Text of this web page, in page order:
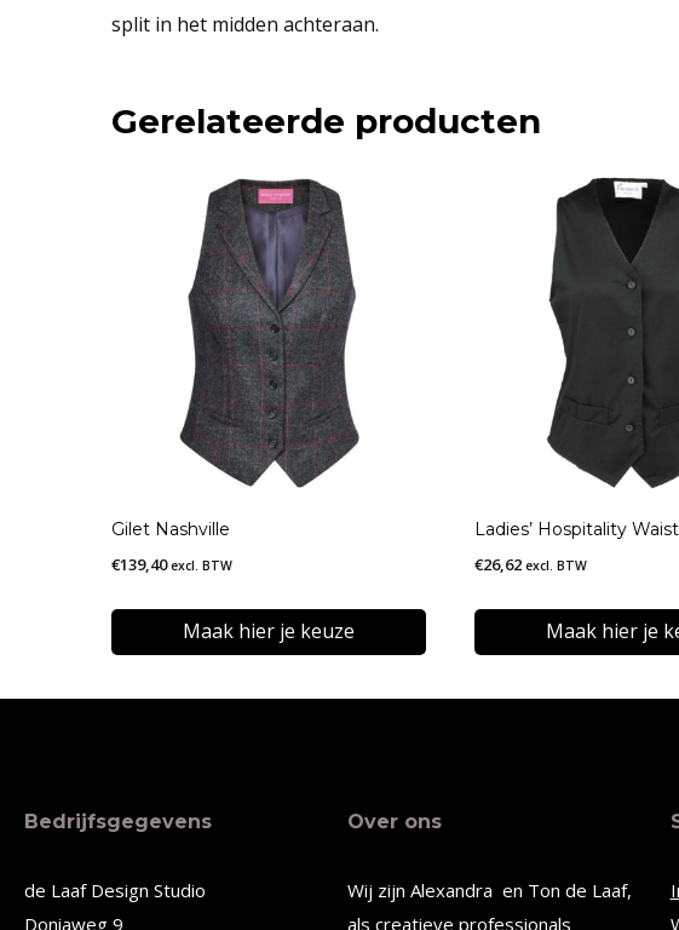
split in het midden achteraan.
Gerelateerde producten
Gilet Nashville
€139,40 excl. BTW
Maak hier je keuze
variaties.
optie
Ladies’ Hospitality
€26,62 excl. BTW
Maak hier je
optie
Bedrijfsgegevens
de Laaf Design Studio
Doniaweg 9
Over ons
Wij zijn Alexandra en Ton de Laaf,
als creatieve professionals